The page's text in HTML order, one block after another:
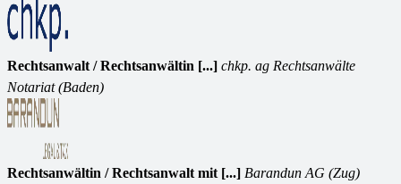
Rechtsanwalt / Rechtsanwältin [...] chkp. ag Rechtsanwälte
Notariat (Baden)
Rechtsanwältin / Rechtsanwalt mit [...] Barandun AG (Zug)